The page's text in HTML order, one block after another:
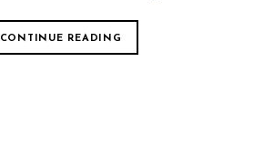
CONTINUE READING